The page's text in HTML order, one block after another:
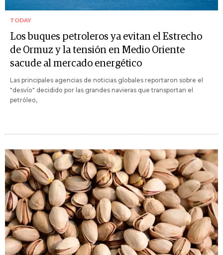
TODAY
Los buques petroleros ya evitan el Estrecho
de Ormuz y la tensión en Medio Oriente
sacude al mercado energético
Las principales agencias de noticias globales reportaron sobre el
"desvío" decidido por las grandes navieras que transportan el
petróleo,